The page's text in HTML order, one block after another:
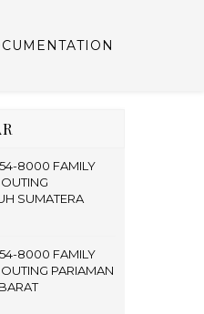
8000 FAMILY
SUMATERA
8000 FAMILY
PARIAMAN